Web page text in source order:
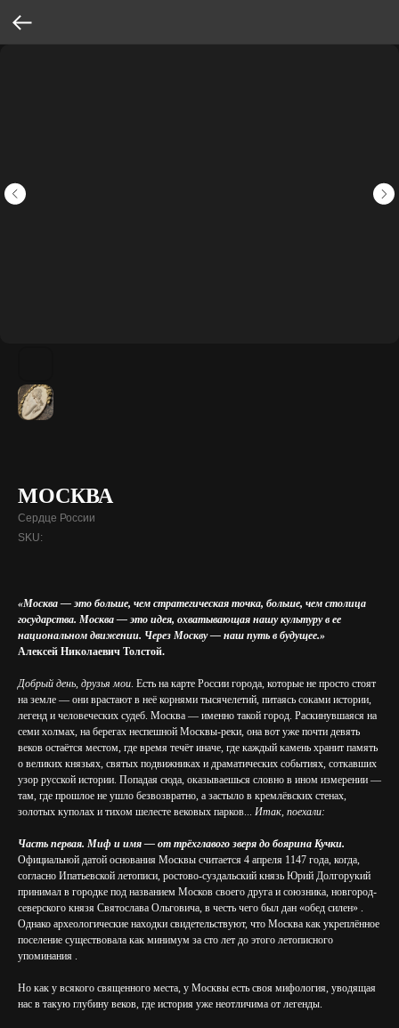
МОСКВА
Сердце России
SKU:
«Москва — это больше, чем стратегическая точка, больше, чем столица
государства. Москва — это идея, охватывающая нашу культуру в ее
национальном движении. Через Москву — наш путь в будущее.»
Алексей Николаевич Толстой.
Добрый день, друзья мои. Есть на карте России города, которые не просто стоят
на земле — они врастают в неё корнями тысячелетий, питаясь соками истории,
легенд и человеческих судеб. Москва — именно такой город. Раскинувшаяся на
семи холмах, на берегах неспешной Москвы-реки, она вот уже почти девять
веков остаётся местом, где время течёт иначе, где каждый камень хранит память
о великих князьях, святых подвижниках и драматических событиях, соткавших
узор русской истории. Попадая сюда, оказываешься словно в ином измерении —
там, где прошлое не ушло безвозвратно, а застыло в кремлёвских стенах,
золотых куполах и тихом шелесте вековых парков... Итак, поехали:
Часть первая. Миф и имя — от трёхглавого зверя до боярина Кучки.
Официальной датой основания Москвы считается 4 апреля 1147 года, когда,
согласно Ипатьевской летописи, ростово-суздальский князь Юрий Долгорукий
принимал в городке под названием Москов своего друга и союзника, новгород-
северского князя Святослава Ольговича, в честь чего был дан «обед силен» .
Однако археологические находки свидетельствуют, что Москва как укреплённое
поселение существовала как минимум за сто лет до этого летописного
упоминания .
Но как у всякого священного места, у Москвы есть своя мифология, уводящая
нас в такую глубину веков, где история уже неотличима от легенды.